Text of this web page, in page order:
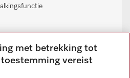
voor 13.00 uur besteld, vandaag
met betrekking tot
vereist